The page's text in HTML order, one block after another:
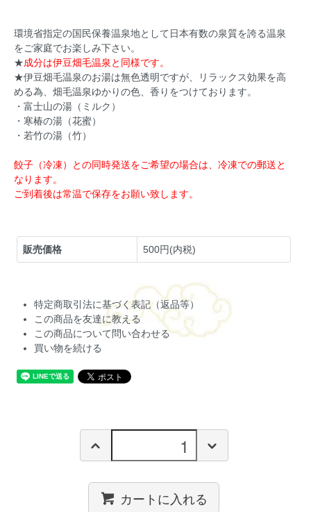
環境省指定の国民保養温泉地として日本有数の泉質を誇る温泉
をご家庭でお楽しみ下さい。
★成分は伊豆畑毛温泉と同様です。
★伊豆畑毛温泉のお湯は無色透明ですが、リラックス効果を高
める為、畑毛温泉ゆかりの色、香りをつけております。
・富士山の湯（ミルク）
・寒椿の湯（花蜜）
・若竹の湯（竹）
餃子（冷凍）との同時発送をご希望の場合は、冷凍での郵送と
なります。
ご到着後は常温で保存をお願い致します。
販売価格 500円(内税)
特定商取引法に基づく表記（返品等）
この商品を友達に教える
この商品について問い合わせる
買い物を続ける
カートに入れる